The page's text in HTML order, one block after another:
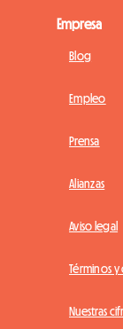
Empresa
Blog
Empleo
Prensa
Alianzas
Aviso legal
Términos
Nuestras